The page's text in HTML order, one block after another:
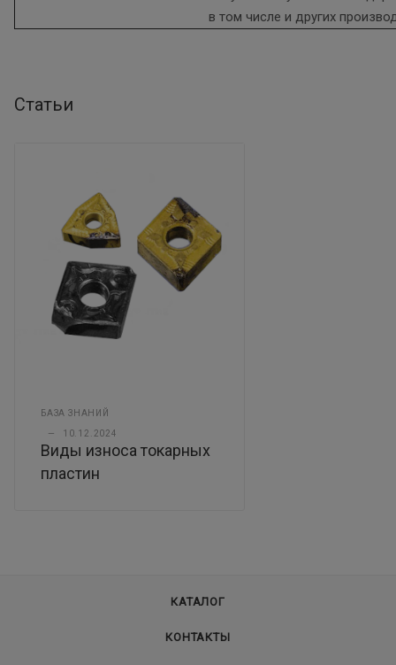
в том числе и других
Статьи
БАЗА ЗНАНИЙ
— 10.12.2024
Виды износа токарных
пластин
КАТАЛОГ
КОНТАКТЫ